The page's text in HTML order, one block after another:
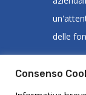
delle
Consenso